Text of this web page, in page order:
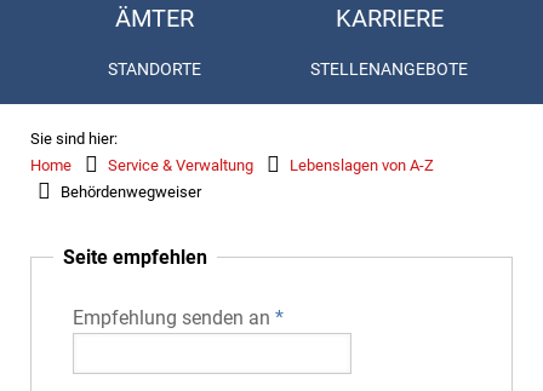
ÄMTER
STANDORTE
KARRIERE
STELLENANGEBOTE
Sie sind hier:
Home
Service & Verwaltung
Lebenslagen von A-Z
Behördenwegweiser
Seite empfehlen
Empfehlung senden an *